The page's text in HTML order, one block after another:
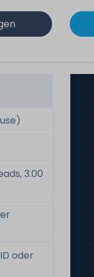
3.00
oder